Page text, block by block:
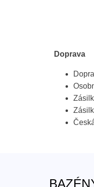
Doprava